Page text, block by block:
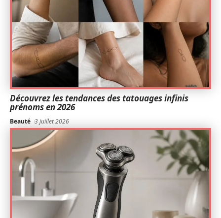
Découvrez les tendances des tatouages infinis
prénoms en 2026
Beauté 3 juillet 2026